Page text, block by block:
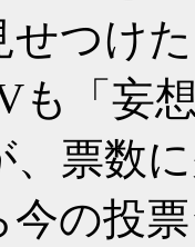
せつけ
も「妄
、票数
今の投